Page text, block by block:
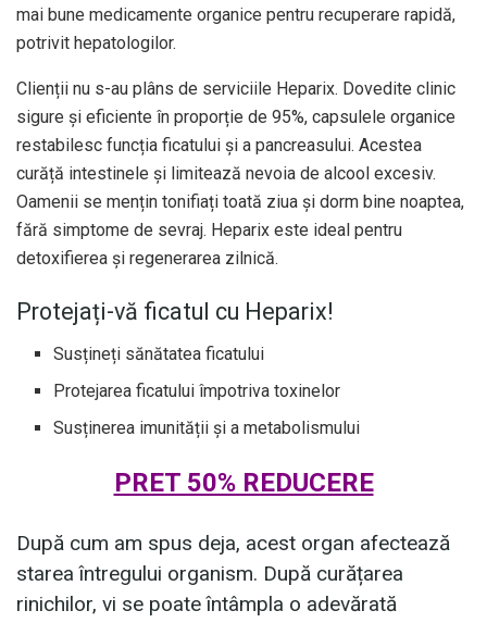
mai bune medicamente organice pentru recuperare rapidă,
potrivit hepatologilor.
Clienții nu s-au plâns de serviciile Heparix. Dovedite clinic
sigure și eficiente în proporție de 95%, capsulele organice
restabilesc funcția ficatului și a pancreasului. Acestea
curăță intestinele și limitează nevoia de alcool excesiv.
Oamenii se mențin tonifiați toată ziua și dorm bine noaptea,
fără simptome de sevraj. Heparix este ideal pentru
detoxifierea și regenerarea zilnică.
Protejați-vă ficatul cu Heparix!
Susțineți sănătatea ficatului
Protejarea ficatului împotriva toxinelor
Susținerea imunității și a metabolismului
PRET 50% REDUCERE
După cum am spus deja, acest organ afectează
starea întregului organism. După curățarea
rinichilor, vi se poate întâmpla o adevărată